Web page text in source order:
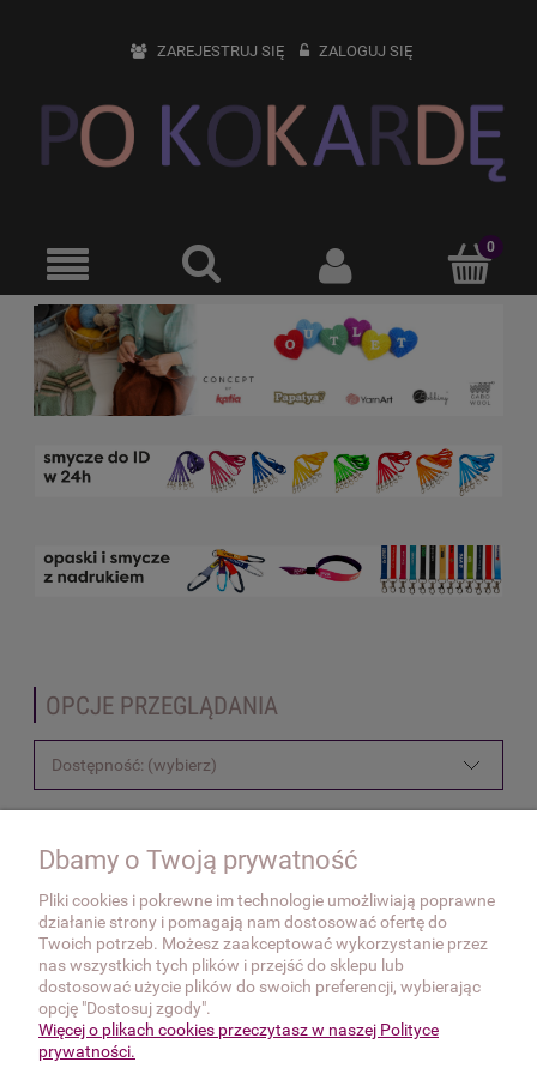
ZAREJESTRUJ SIĘ ZALOGUJ SIĘ
OPCJE PRZEGLĄDANIA
Dostępność: (wybierz)
Nie znaleziono produktów spełniających podane kryteria.
OBSŁUGA KLIENTA
INFORMACJE
Dbamy o Twoją prywatność
Pliki cookies i pokrewne im technologie umożliwiają poprawne
działanie strony i pomagają nam dostosować ofertę do
Twoich potrzeb. Możesz zaakceptować wykorzystanie przez
nas wszystkich tych plików i przejść do sklepu lub
dostosować użycie plików do swoich preferencji, wybierając
opcję "Dostosuj zgody".
Więcej o plikach cookies przeczytasz w naszej Polityce
prywatności.